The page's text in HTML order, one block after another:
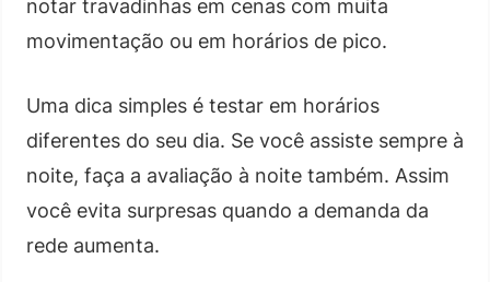
notar travadinhas em cenas com muita
movimentação ou em horários de pico.
Uma dica simples é testar em horários
diferentes do seu dia. Se você assiste sempre à
noite, faça a avaliação à noite também. Assim
você evita surpresas quando a demanda da
rede aumenta.